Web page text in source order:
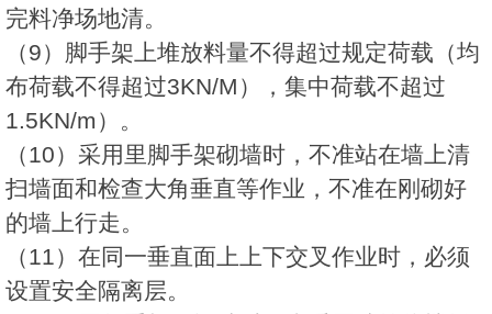
完料净场地清。
（9）脚手架上堆放料量不得超过规定荷载（均
布荷载不得超过3KN/M），集中荷载不超过
1.5KN/m）。
（10）采用里脚手架砌墙时，不准站在墙上清
扫墙面和检查大角垂直等作业，不准在刚砌好
的墙上行走。
（11）在同一垂直面上上下交叉作业时，必须
设置安全隔离层。